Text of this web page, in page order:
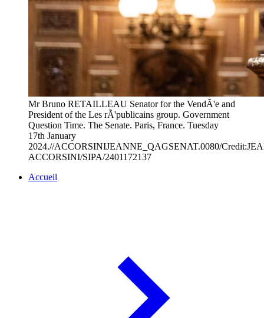
Mr Bruno RETAILLEAU Senator for the VendÃ'e and
President of the Les rÃ'publicains group. Government
Question Time. The Senate. Paris, France. Tuesday
17th January
2024.//ACCORSINIJEANNE_QAGSENAT.0080/
ACCORSINI/SIPA/2401172137
Accueil